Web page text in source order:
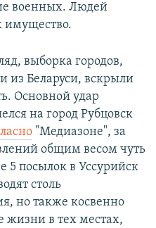
военных. Людей
имущество.
выборка городов,
из Беларуси, вскрыли
Основной удар
на город Рубцовск
"Медиазоне", за
общим весом чуть
5 посылок в Уссурийск
столь
но также косвенно
жизни в тех местах,